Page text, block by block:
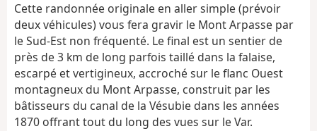
g
Cette randonnée originale en aller simple (prévoir
deux véhicules) vous fera gravir le Mont Arpasse par
le Sud-Est non fréquenté. Le final est un sentier de
près de 3 km de long parfois taillé dans la falaise,
escarpé et vertigineux, accroché sur le flanc Ouest
montagneux du Mont Arpasse, construit par les
bâtisseurs du canal de la Vésubie dans les années
1870 offrant tout du long des vues sur le Var.